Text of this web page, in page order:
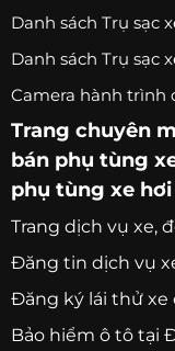
Danh sách Trụ sạc
Danh sách Trụ sạc
Camera hành trình
Trang chuyên
bán phụ tùng
phụ tùng xe
Trang dịch vụ xe,
Đăng tin dịch vụ
Đăng ký lái thử xe
Bảo hiểm ô tô tại